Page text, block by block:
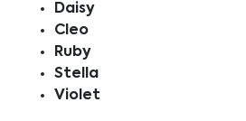
Daisy
Cleo
Ruby
Stella
Violet